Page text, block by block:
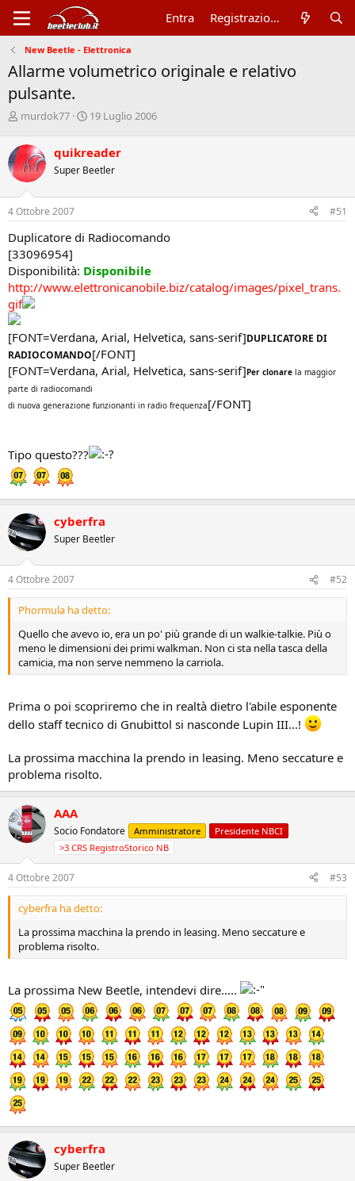
Entra Registrazione
New Beetle - Elettronica
Allarme volumetrico originale e relativo
pulsante.
A
t
o
r
e
d
i
c
u
s
s
i
o
n
e
murdok77
D
a
d
i
z
o
19 Luglio 2006
quikreader
Super Beetler
4 Ottobre 2007 #51
Duplicatore di Radiocomando
[33096954]
Disponibilità: Disponibile
http://www.elettronicanobile.biz/catalog/images/pixel_trans.
gif
[FONT=Verdana, Arial, Helvetica, sans-serif]DUPLICATORE DI
RADIOCOMANDO[/FONT]
[FONT=Verdana, Arial, Helvetica, sans-serif]Per clonare la maggior
parte di radiocomandi
di nuova generazione funzionanti in radio frequenza[/FONT]
Tipo questo???
cyberfra
Super Beetler
4 Ottobre 2007 #52
Phormula ha detto:
Quello che avevo io, era un po' più grande di un walkie-talkie. Più o
meno le dimensioni dei primi walkman. Non ci sta nella tasca della
camicia, ma non serve nemmeno la carriola.
Prima o poi scopriremo che in realtà dietro l'abile esponente
dello staff tecnico di Gnubittol si nasconde Lupin III...!
La prossima macchina la prendo in leasing. Meno seccature e
problema risolto.
AAA
Socio Fondatore Amministratore
Presidente NBCI
>3 CRS RegistroStorico NB
4 Ottobre 2007 #53
cyberfra ha detto:
La prossima macchina la prendo in leasing. Meno seccature e
problema risolto.
La prossima New Beetle, intendevi dire.....
cyberfra
Super Beetler